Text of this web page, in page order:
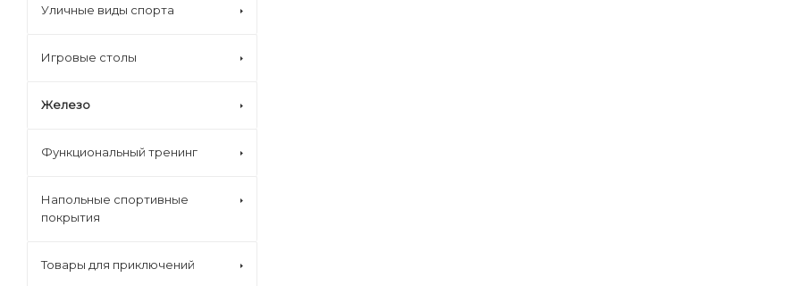
Уличные виды спорта
Игровые столы
Железо
Функциональный тренинг
Напольные спортивные
покрытия
Товары для приключений